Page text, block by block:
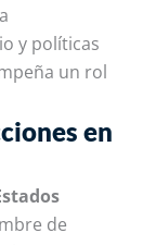
y políticas
un rol
en
de